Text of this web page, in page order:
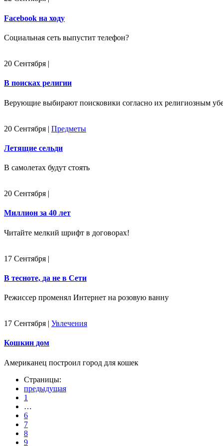
Facebook на ходу
Социальная сеть выпустит телефон?
20 Сентября |
В поисках религии
Верующие выбирают поисковики согласно их религиозным
20 Сентября | Предметы
Летящие сельди
В самолетах будут стоять
20 Сентября |
Миллион за 40 лет
Читайте мелкий шрифт в договорах!
17 Сентября |
В тесноте, да не в Сети
Режиссер променял Интернет на розовую ванну
17 Сентября | Увлечения
Кошкин дом
Американец построил город для кошек
Страницы:
предыдущая
1
…
6
7
8
9